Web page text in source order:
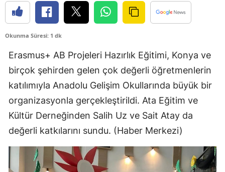
Burdur
Çanakkale
Çorum
Denizli
Edirne
Okunma Süresi: 1 dk
Erasmus+ AB Projeleri Hazırlık Eğitimi, Konya ve
birçok şehirden gelen çok değerli öğretmenlerin
katılımıyla Anadolu Gelişim Okullarında büyük bir
organizasyonla gerçekleştirildi. Ata Eğitim ve
Kültür Derneğinden Salih Uz ve Sait Atay da
değerli katkılarını sundu. (Haber Merkezi)